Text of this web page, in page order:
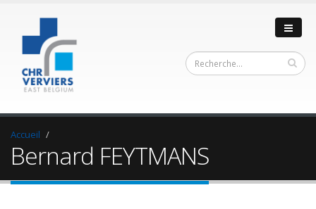
Accueil
Bernard FEYTMANS